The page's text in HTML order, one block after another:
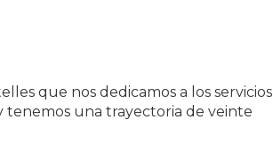
que nos dedicamos a los servicios
tenemos una trayectoria de veinte